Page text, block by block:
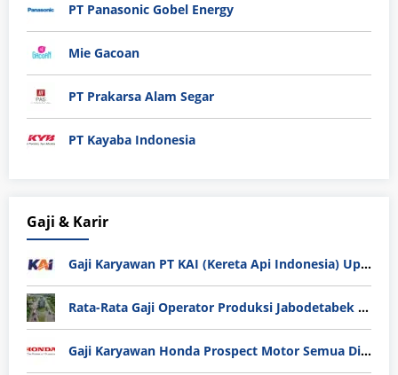
PT Panasonic Gobel Energy
Mie Gacoan
PT Prakarsa Alam Segar
PT Kayaba Indonesia
Gaji & Karir
Gaji Karyawan PT KAI (Kereta Api Indonesia) Update 2025
Rata-Rata Gaji Operator Produksi Jabodetabek 2025: Bedah Tuntas UMK, Lemburan, dan Realita Hidup Buruh
Gaji Karyawan Honda Prospect Motor Semua Divisi